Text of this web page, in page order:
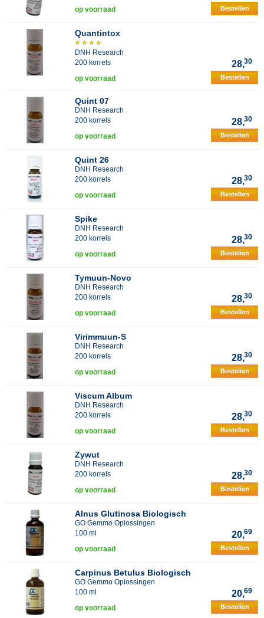
op voorraad Bestellen
Quantintox
DNH Research
200 korrels
28,30
op voorraad Bestellen
Quint 07
DNH Research
200 korrels
28,30
op voorraad Bestellen
Quint 26
DNH Research
200 korrels
28,30
op voorraad Bestellen
Spike
DNH Research
200 korrels
28,30
op voorraad Bestellen
Tymuun-Novo
DNH Research
200 korrels
28,30
op voorraad Bestellen
Virimmuun-S
DNH Research
200 korrels
28,30
op voorraad Bestellen
Viscum Album
DNH Research
200 korrels
28,30
op voorraad Bestellen
Zywut
DNH Research
200 korrels
28,30
op voorraad Bestellen
Alnus Glutinosa Biologisch
GO Gemmo Oplossingen
100 ml
20,69
op voorraad Bestellen
Carpinus Betulus Biologisch
GO Gemmo Oplossingen
100 ml
20,69
op voorraad Bestellen